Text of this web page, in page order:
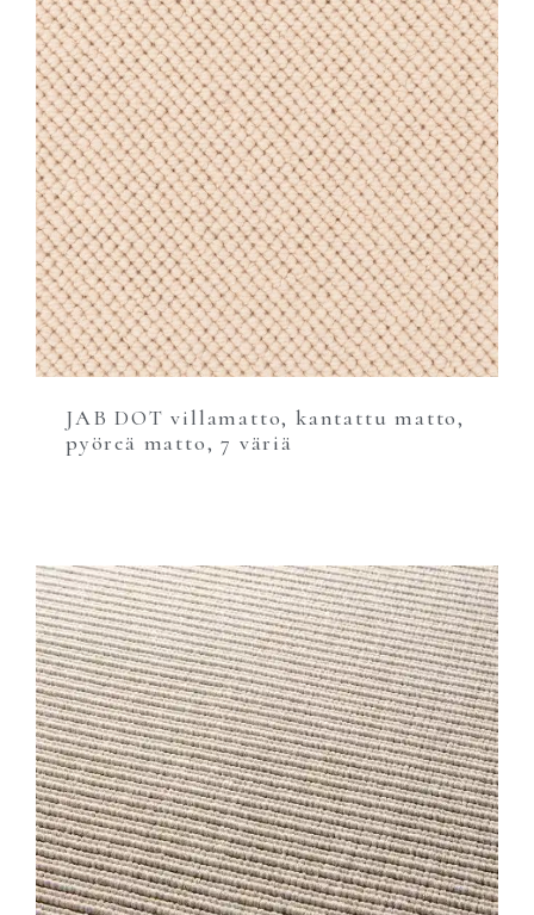
JAB DOT villamatto, kantattu matto,
pyöreä matto, 7 väriä